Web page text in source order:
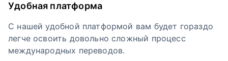
Удобная платформа
С нашей удобной платформой вам будет гораздо
легче освоить довольно сложный процесс
международных переводов.